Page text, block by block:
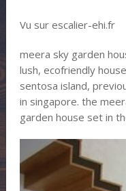
Vu sur escalier-ehi.fr
meera sky garden
lush, ecofriendly
sentosa island,
in singapore. the
garden house set in